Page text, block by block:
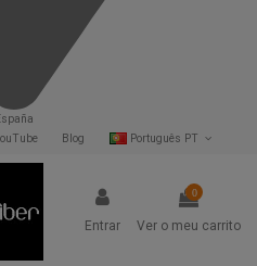
Português PT
Blog
Entrar
0
Ver o meu carrito